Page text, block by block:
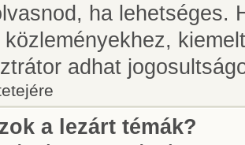
ha lehetséges.
közleményekhez,
adhat
a lezárt témák?